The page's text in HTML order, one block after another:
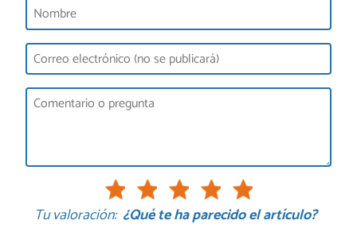
Tu valoración: ¿Qué te ha parecido el artículo?